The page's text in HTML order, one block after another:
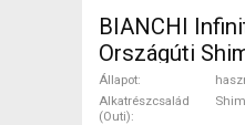
BIANCHI
Országúti
Di2 tárcsafék
Állapot
Alkatrészcsalád
(Outi)